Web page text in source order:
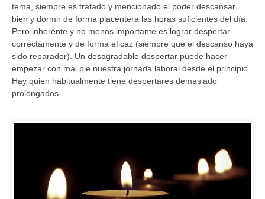
tema, siempre es tratado y mencionado el poder descansar
bien y dormir de forma placentera las horas suficientes del día.
Pero inherente y no menos importante es lograr despertar
correctamente y de forma eficaz (siempre que el descanso haya
sido reparador). Un desagradable despertar puede hacer
empezar con mal pie nuestra jornada laboral desde el principio.
Hay quien habitualmente tiene despertares demasiado
prolongados